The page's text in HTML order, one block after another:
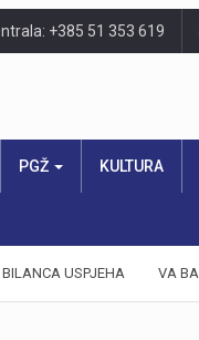
+385 51 353 619
PGŽ KULTURA
BILANCA USPJEHA VA